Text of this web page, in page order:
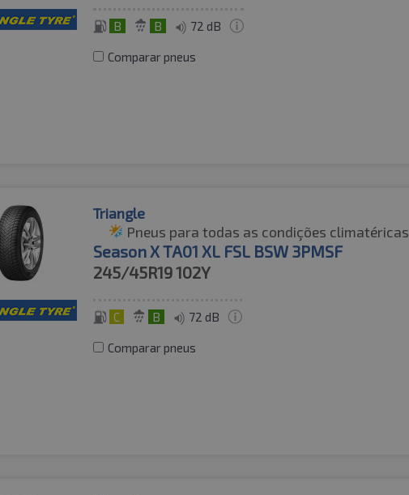
B B 72 dB
Comparar pneus
Triangle
Pneus para todas as condições climatéricas
Season X TA01 XL FSL BSW 3PMSF
245/45R19102Y
C B 72 dB
Comparar pneus